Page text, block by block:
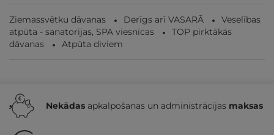
Ziemassvētku dāvanas Derīgs arī VASARĀ
Veselības
atpūta - sanatorijas, SPA viesnīcas
TOP pirktākās
dāvanas
Atpūta diviem
Nekādas apkalpošanas un administrācijas maksas